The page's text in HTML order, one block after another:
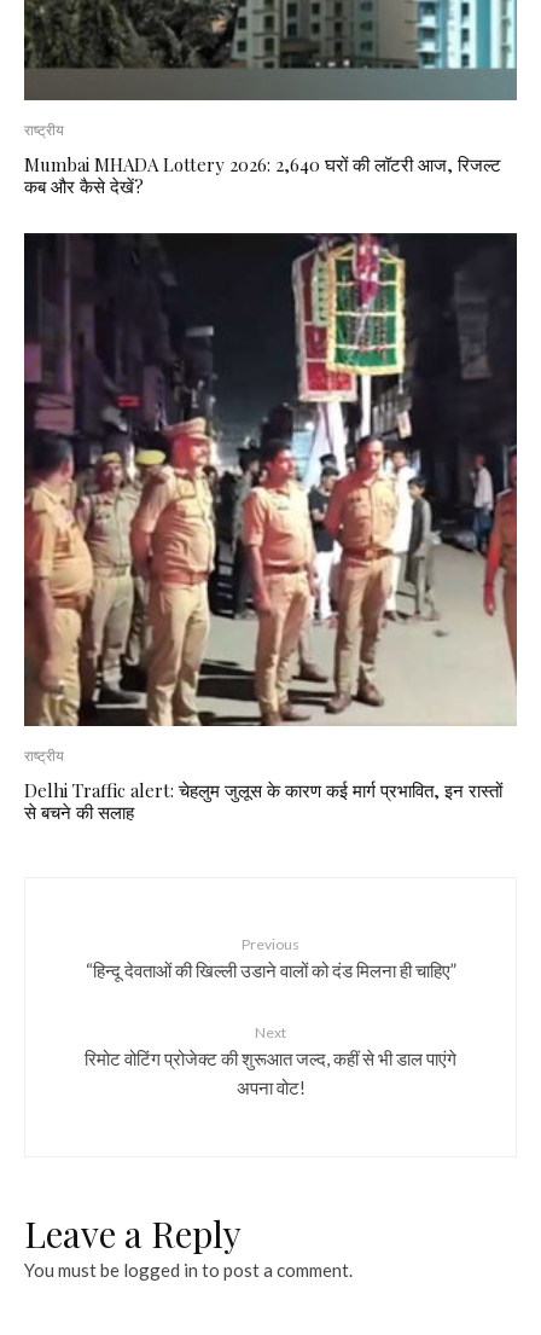
राष्ट्रीय
Mumbai MHADA Lottery 2026: 2,640 घरों की लॉटरी आज, रिजल्ट
कब और कैसे देखें?
राष्ट्रीय
Delhi Traffic alert: चेहलुम जुलूस के कारण कई मार्ग प्रभावित, इन रास्तों
से बचने की सलाह
Previous
“हिन्दू देवताओं की खिल्ली उडाने वालों को दंड मिलना ही चाहिए”
Next
रिमोट वोटिंग प्रोजेक्ट की शुरूआत जल्द, कहीं से भी डाल पाएंगे
अपना वोट!
Leave a Reply
You must be logged in to post a comment.